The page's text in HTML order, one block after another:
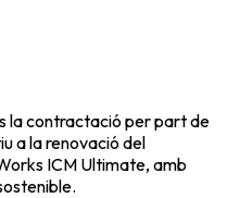
la contractació per part de
a la renovació del
ICM Ultimate, amb